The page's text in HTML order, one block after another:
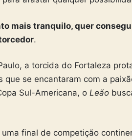
mais tranquilo, quer
.
a torcida do Fortaleza
que se encantaram com a
Sul-Americana, o Leão
final de competição